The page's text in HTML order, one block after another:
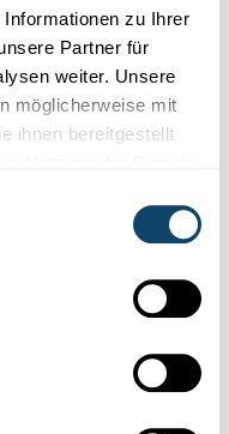
zu Ihrer
Partner für
weiter. Unsere
möglicherweise mit
ihnen bereitgestellt